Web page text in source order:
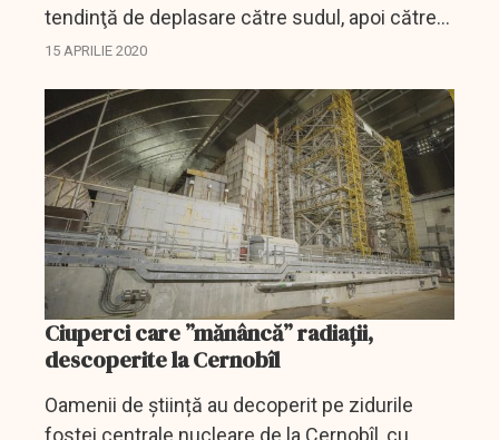
tendinţă de deplasare către sudul, apoi către
estul Ucrainei şi, ulterior, spre Rusia, în
15 APRILIE 2020
Ciuperci care ”mănâncă” radiații,
descoperite la Cernobîl
Oamenii de știință au decoperit pe zidurile
fostei centrale nucleare de la Cernobîl, cu